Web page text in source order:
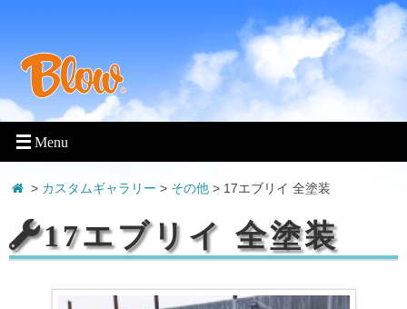
> カスタムギャラリー > その他> 17エブリイ 全塗装
17エブリイ 全塗装